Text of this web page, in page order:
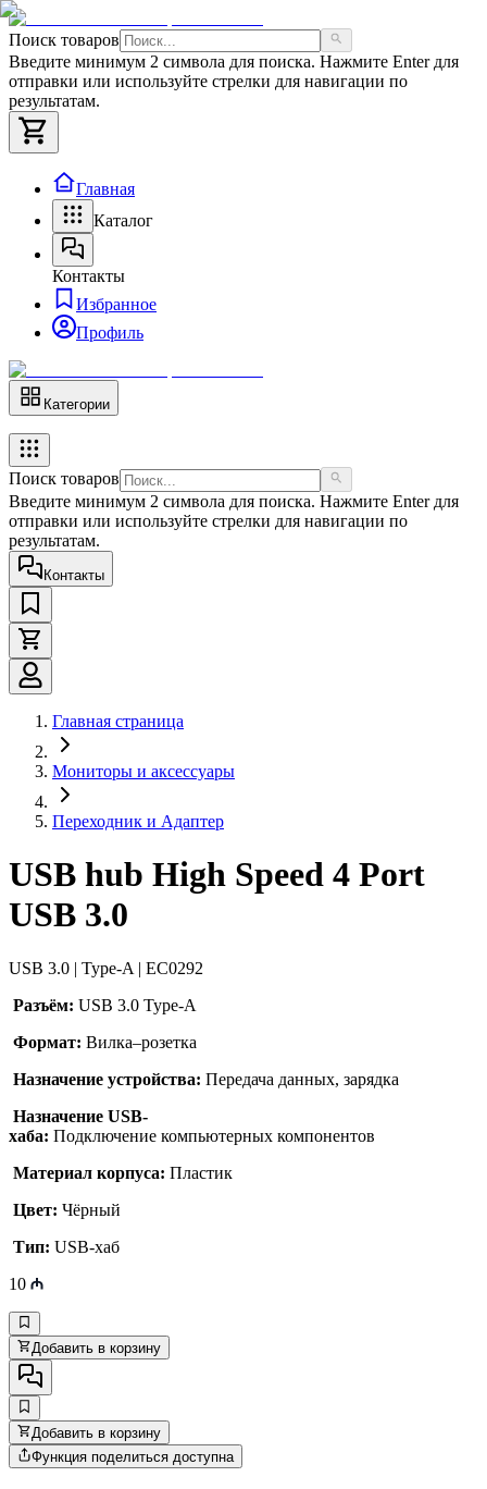
Поиск товаров
Введите минимум 2 символа для поиска. Нажмите Enter для
отправки или используйте стрелки для навигации по
результатам.
Главная
Каталог
Контакты
Избранное
Профиль
Категории
Поиск товаров
Введите минимум 2 символа для поиска. Нажмите Enter для
отправки или используйте стрелки для навигации по
результатам.
Контакты
Главная страница
Мониторы и аксессуары
Переходник и Адаптер
USB hub High Speed 4 Port
USB 3.0
USB 3.0 | Type-A | EC0292
Разъём: USB 3.0 Type-A
Формат: Вилка–розетка
Назначение устройства: Передача данных, зарядка
Назначение USB-
хаба: Подключение компьютерных компонентов
Материал корпуса: Пластик
Цвет: Чёрный
Тип: USB-хаб
10
Добавить в корзину
Добавить в корзину
Функция поделиться доступна